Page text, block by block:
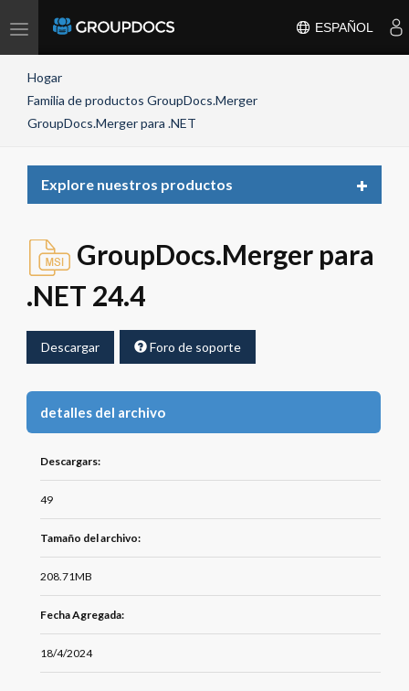
Toggle
ESPAÑOL
Hogar
Familia de productos GroupDocs.Merger
GroupDocs.Merger para .NET
Explore nuestros productos
Toggle
GroupDocs.Merger para
.NET 24.4
Descargar Foro de soporte
detalles del archivo
Descargars:
49
Tamaño del archivo:
208.71MB
Fecha Agregada:
18/4/2024